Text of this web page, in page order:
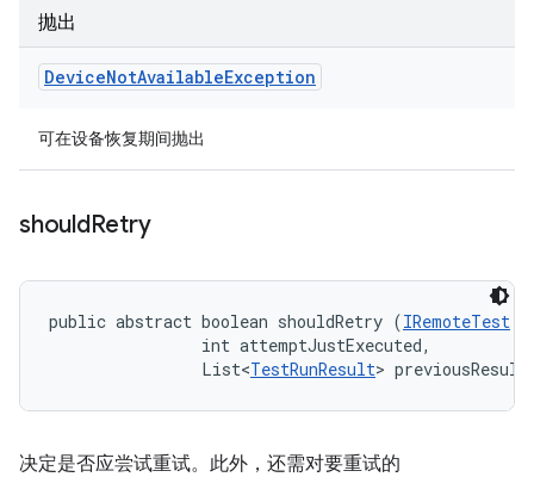
抛出
DeviceNotAvailableException
可在设备恢复期间抛出
shouldRetry
public abstract boolean shouldRetry (IRemoteTest
                int attemptJustExecuted,
                List<
TestRunResult>
决定是否应尝试重试。此外，还需对要重试的